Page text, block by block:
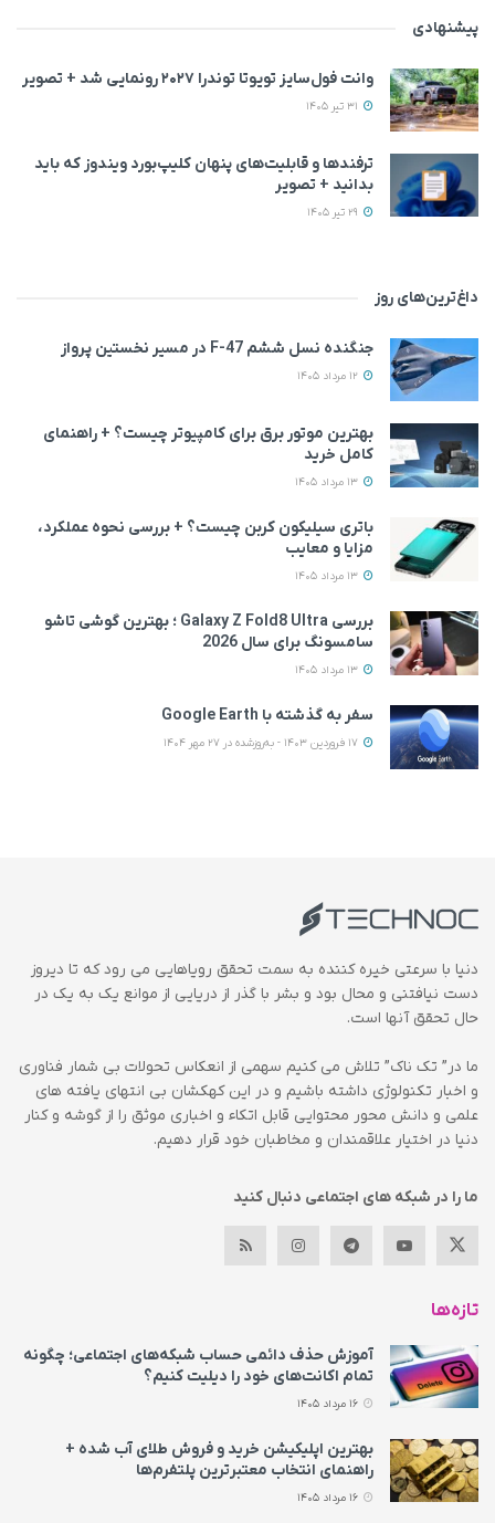
پیشنهادی
وانت فول‌سایز تویوتا توندرا ۲۰۲۷ رونمایی شد + تصویر
ترفندها و قابلیت‌های پنهان کلیپ‌بورد ویندوز که باید
بدانید + تصویر
داغ‌ترین‌های روز
جنگنده نسل ششم F-47 در مسیر نخستین پرواز
بهترین موتور برق برای کامپیوتر چیست؟ + راهنمای
کامل خرید
باتری سیلیکون کربن چیست؟ + بررسی نحوه عملکرد،
مزایا و معایب
بررسی Galaxy Z Fold8 Ultra ؛ بهترین گوشی تاشو
سامسونگ برای سال 2026
سفر به گذشته با Google Earth
دنیا با سرعتی خیره کننده به سمت تحقق رویاهایی می رود که تا دیروز
دست نیافتنی و محال بود و بشر با گذر از دریایی از موانع یک به یک در
حال تحقق آنها است.
ما در” تک ناک” تلاش می کنیم سهمی از انعکاس تحولات بی شمار فناوری
و اخبار تکنولوژی داشته باشیم و در این کهکشان بی انتهای یافته های
علمی و دانش محور محتوایی قابل اتکاء و اخباری موثق را از گوشه و کنار
دنیا در اختیار علاقمندان و مخاطبان خود قرار دهیم.
ما را در شبکه های اجتماعی دنبال کنید
تازه‌ها
آموزش حذف دائمی حساب شبکه‌های اجتماعی؛ چگونه
تمام اکانت‌های خود را دیلیت کنیم؟
بهترین اپلیکیشن خرید و فروش طلای آب شده +
راهنمای انتخاب معتبرترین پلتفرم‌ها